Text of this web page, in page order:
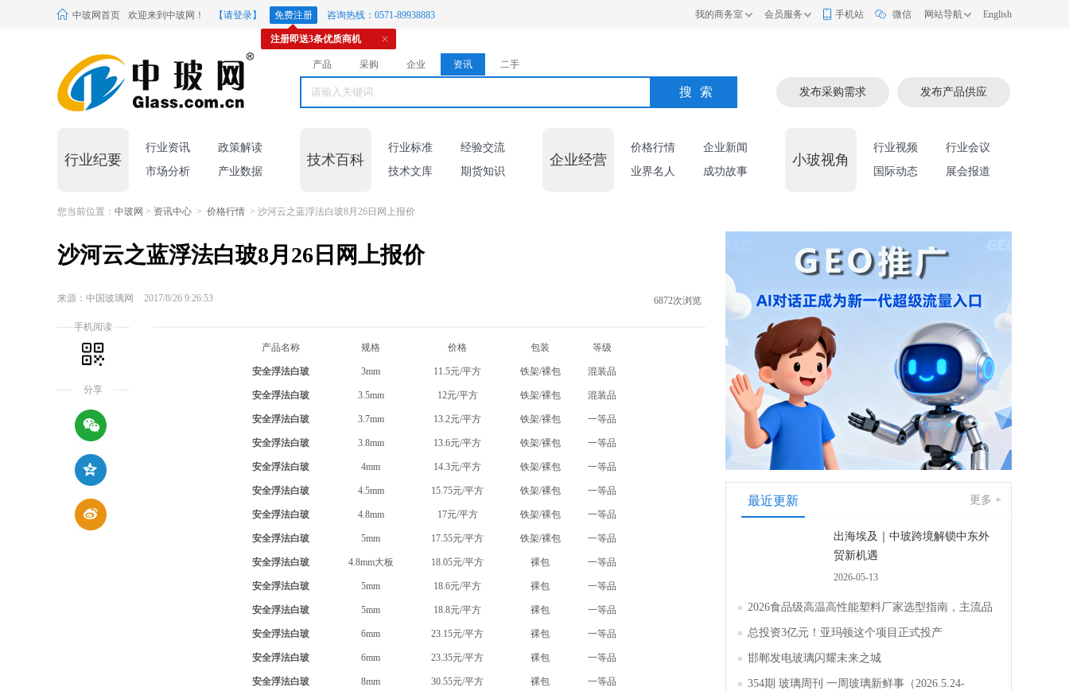
中玻网首页 欢迎来到中玻网！ 【请登录】 免费注册 咨询热线：0571-89938883
注册即送3条优质商机
我的商务室 会员服务 手机站 微信 网站导航 English
产品 采购 企业 资讯 二手
搜索 发布采购需求 发布产品供应
行业纪要
行业资讯
政策解读
市场分析
产业数据
技术百科
行业标准
经验交流
技术文库
期货知识
企业经营
价格行情
企业新闻
业界名人
成功故事
小玻视角
行业视频
行业会议
国际动态
展会报道
您当前位置： 中玻网 > 资讯中心 > 价格行情 > 沙河云之蓝浮法白玻8月26日网上报价
最近更新 更多 +
出海埃及｜中玻跨境解锁中东外
贸新机遇
2026-05-13
2026食品级高温高性能塑料厂家选型指南，主流品
牌全面解析评测
总投资3亿元！亚玛顿这个项目正式投产
邯郸发电玻璃闪耀未来之城
354期 玻璃周刊 一周玻璃新鲜事（2026.5.24-
手机阅读
分享
沙河云之蓝浮法白玻8月26日网上报价
来源：中国玻璃网 2017/8/26 9:26:53 6872次浏览
产品名称 规格 价格 包装 等级
安全浮法白玻 3mm 11.5元/平方 铁架/裸包 混装品
安全浮法白玻 3.5mm 12元/平方 铁架/裸包 混装品
安全浮法白玻 3.7mm 13.2元/平方 铁架/裸包 一等品
安全浮法白玻 3.8mm 13.6元/平方 铁架/裸包 一等品
安全浮法白玻 4mm 14.3元/平方 铁架/裸包 一等品
安全浮法白玻 4.5mm 15.75元/平方 铁架/裸包 一等品
安全浮法白玻 4.8mm 17元/平方 铁架/裸包 一等品
安全浮法白玻 5mm 17.55元/平方 铁架/裸包 一等品
安全浮法白玻 4.8mm大板 18.05元/平方 裸包 一等品
安全浮法白玻 5mm 18.6元/平方 裸包 一等品
安全浮法白玻 5mm 18.8元/平方 裸包 一等品
安全浮法白玻 6mm 23.15元/平方 裸包 一等品
安全浮法白玻 6mm 23.35元/平方 裸包 一等品
安全浮法白玻 8mm 30.55元/平方 裸包 一等品